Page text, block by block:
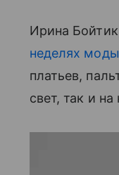
Ирина
неделях
платьев,
свет, так и